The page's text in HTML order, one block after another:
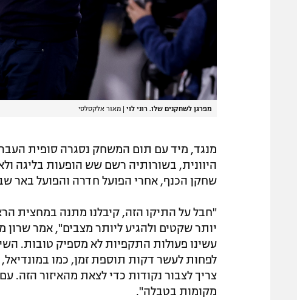
מפרגן לשחקנים שלו. רוני לוי | מאור אלקסלסי
מנגד, מיד עם תום המשחק נסגרה סופית
היוונית, בשורותיה רשם שש הופעות בליגה
שחקן הכנף, אחרי הפועל חדרה והפועל באר
"חבל על התיקו הזה, קיבלנו מתנה במחצית
יותר שקטים ולהגיע ליותר מצבים", אמר
עשינו פעולות התקפיות לא מספיק טובות.
לפחות לעשר דקות תוספת זמן, כמו
צריך לצבור נקודות כדי לצאת מהאיזור
מקומות בטבלה".